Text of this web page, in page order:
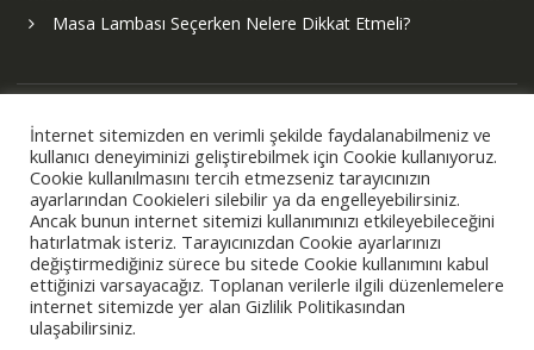
Masa Lambası Seçerken Nelere Dikkat Etmeli?
İnternet sitemizden en verimli şekilde faydalanabilmeniz ve
kullanıcı deneyiminizi geliştirebilmek için Cookie kullanıyoruz.
Cookie kullanılmasını tercih etmezseniz tarayıcınızın
ayarlarından Cookieleri silebilir ya da engelleyebilirsiniz.
Ancak bunun internet sitemizi kullanımınızı etkileyebileceğini
hatırlatmak isteriz. Tarayıcınızdan Cookie ayarlarınızı
değiştirmediğiniz sürece bu sitede Cookie kullanımını kabul
ettiğinizi varsayacağız. Toplanan verilerle ilgili düzenlemelere
internet sitemizde yer alan Gizlilik Politikasından
ulaşabilirsiniz.